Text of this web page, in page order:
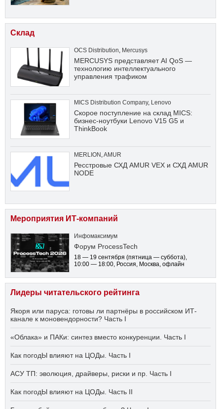
Склад
OCS Distribution, Mercusys
MERCUSYS представляет AI QoS —
технологию интеллектуального
управления трафиком
MICS Distribution Company, Lenovo
Скорое поступление на склад MICS:
бизнес-ноутбуки Lenovo V15 G5 и
ThinkBook
MERLION ,AMUR
Ресстровые СХД AMUR VEX и СХД AMUR
NODE
Мероприятия ИТ-компаний
Инфомаксимум
Форум ProcessTech
18 — 19 сентября (пятница — суббота),
10:00 — 18:00, Россия, Москва, офлайн
Лидеры читательского рейтинга
Якоря или паруса: готовы ли партнёры в российском ИТ-
канале к моновендорности? Часть I
«Облака» и ПАКи: синтез вместо конкуренции. Часть I
Как погодЫ влияют на ЦОДы. Часть I
АСУ ТП: эволюция, драйверы, риски и пр. Часть I
Как погодЫ влияют на ЦОДы. Часть II